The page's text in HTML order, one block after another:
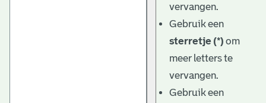
vervangen.
Gebruik een
sterretje (*) om
meer letters te
vervangen.
Gebruik een